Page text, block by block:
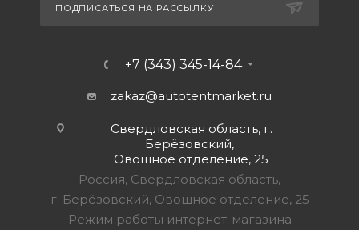
ПОДПИСАТЬСЯ НА РАССЫЛКУ
+7 (343) 345-14-84
zakaz@autotentmarket.ru
Свердловская область, г.
Берёзовский,
Овощное отделение, 25
Россия, Свердловская область,
г. Берёзовский, Овощное отделение, 25
Режим работы интернет-магазина